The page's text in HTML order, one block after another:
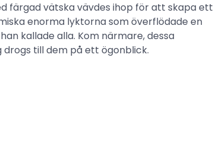
färgad vätska vävdes ihop för att skapa ett
enorma lyktorna som överflödade en
kallade alla. Kom närmare, dessa
till dem på ett ögonblick.